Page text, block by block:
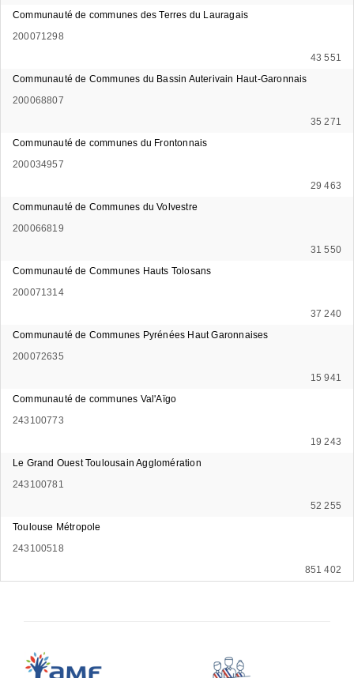
Communauté de communes des Terres du Lauragais
200071298
43 551
Communauté de Communes du Bassin Auterivain Haut-Garonnais
200068807
35 271
Communauté de communes du Frontonnais
200034957
29 463
Communauté de Communes du Volvestre
200066819
31 550
Communauté de Communes Hauts Tolosans
200071314
37 240
Communauté de Communes Pyrénées Haut Garonnaises
200072635
15 941
Communauté de communes Val'Aïgo
243100773
19 243
Le Grand Ouest Toulousain Agglomération
243100781
52 255
Toulouse Métropole
243100518
851 402